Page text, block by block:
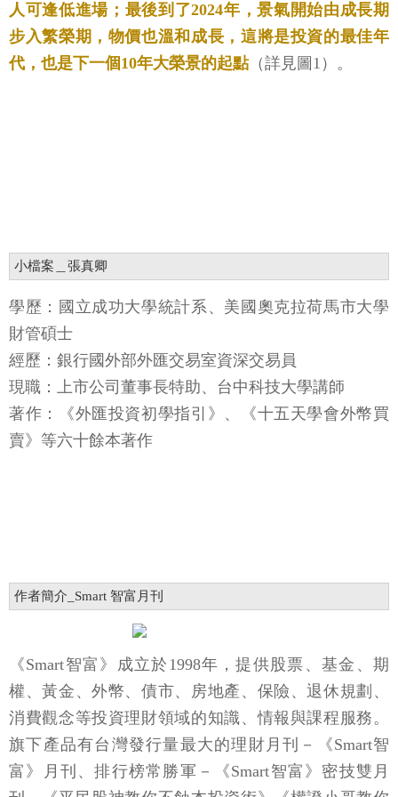
人可逢低進場；最後到了2024年，景氣開始由成長期
步入繁榮期，物價也溫和成長，這將是投資的最佳年
代，也是下一個10年大榮景的起點（詳見圖1）。
小檔案＿張真卿
學歷：國立成功大學統計系、美國奧克拉荷馬市大學
財管碩士
經歷：銀行國外部外匯交易室資深交易員
現職：上市公司董事長特助、台中科技大學講師
著作：《外匯投資初學指引》、《十五天學會外幣買
賣》等六十餘本著作
作者簡介_Smart 智富月刊
《Smart智富》成立於1998年，提供股票、基金、期
權、黃金、外幣、債市、房地產、保險、退休規劃、
消費觀念等投資理財領域的知識、情報與課程服務。
旗下產品有台灣發行量最大的理財月刊－《Smart智
富》月刊、排行榜常勝軍－《Smart智富》密技雙月